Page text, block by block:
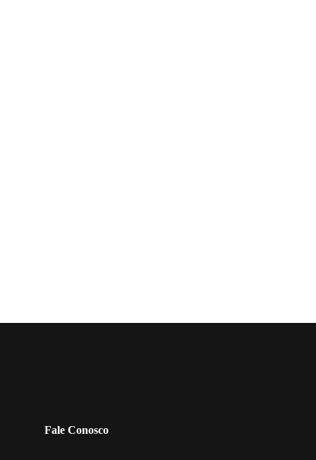
Fale Conosco